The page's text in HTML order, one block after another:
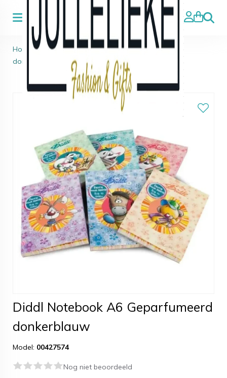
Zoeken
Home > Diddl >Diddl Notebook A6 Geparfumeerd
donkerblauw
Diddl Notebook A6 Geparfumeerd
donkerblauw
Model: 00427574
Nog niet beoordeeld